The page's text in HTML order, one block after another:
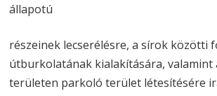
állapotú
részeinek lecserélésre, a sírok közötti
útburkolatának kialakítására, valamint
területen parkoló terület létesítésére